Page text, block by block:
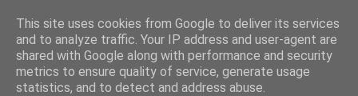
This site uses cookies from Google to deliver its services
and to analyze traffic. Your IP address and user-agent are
shared with Google along with performance and security
metrics to ensure quality of service, generate usage
statistics, and to detect and address abuse.